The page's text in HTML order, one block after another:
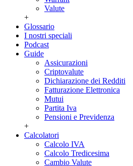
Valute
+
Glossario
I nostri speciali
Podcast
Guide
Assicurazioni
Criptovalute
Dichiarazione dei Redditi
Fatturazione Elettronica
Mutui
Partita Iva
Pensioni e Previdenza
+
Calcolatori
Calcolo IVA
Calcolo Tredicesima
Cambio Valute